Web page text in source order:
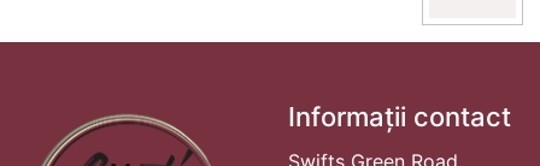
Informații contact
Swifts Green Road,